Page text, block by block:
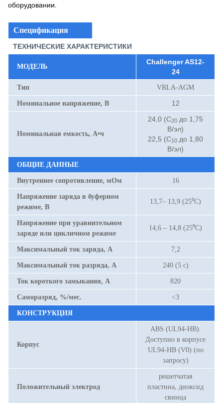
оборудовании.
Спецификация
ТЕХНИЧЕСКИЕ ХАРАКТЕРИСТИКИ
МОДЕЛЬ
Challenger AS12-
24
Тип VRLA-AGM
Номинальное напряжение, В 12
Номинальная емкость, А•ч
24,0 (С20 до 1,75
В/эл)
22,5 (С10 до 1,80
В/эл)
ОБЩИЕ ДАННЫЕ
Внутреннее сопротивление, мОм 16
Напряжение заряда в буферном
режиме, В
13,7– 13,9 (25⁰С)
Напряжение при уравнительном
заряде или цикличном режиме
14,6 – 14,8 (25⁰С)
Максимальный ток заряда, А 7,2
Максимальный ток разряда, А 240 (5 с)
Ток короткого замыкания, А 820
Саморазряд, %/мес. <3
КОНСТРУКЦИЯ
Корпус
ABS (UL94-HB).
Доступно в корпусе
UL94-HB (V0) (по
запросу)
Положительный электрод
решетчатая
пластина, диоксид
свинца